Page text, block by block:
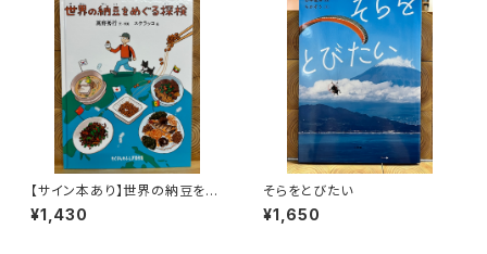
【サイン本あり】世界の納豆をめ
ぐる探検
¥1,430
そらをとびたい
¥1,650